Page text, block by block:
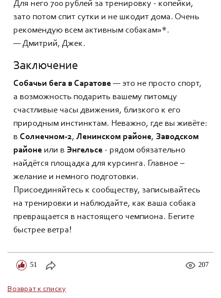
Для него 700 рублей за тренировку - копейки,
зато потом спит сутки и не шкодит дома. Очень
рекомендую всем активным собакам»*.
— Дмитрий, Джек.
Заключение
Собачьи бега в Саратове — это не просто спорт,
а возможность подарить вашему питомцу
счастливые часы движения, близкого к его
природным инстинктам. Неважно, где вы живёте:
в Солнечном-2,Ленинском районе, Заводском
районе или в Энгельсе - рядом обязательно
найдётся площадка для курсинга. Главное –
желание и немного подготовки.
Присоединяйтесь к сообществу, записывайтесь
на тренировки и наблюдайте, как ваша собака
превращается в настоящего чемпиона. Бегите
быстрее ветра!
51 207
Возврат к списку